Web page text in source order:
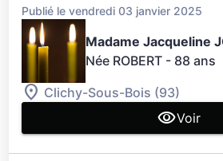
Publié le vendredi 03 janvier 2025
Madame Jacqueline
Née ROBERT - 88 ans
Clichy-Sous-Bois (93)
Voir